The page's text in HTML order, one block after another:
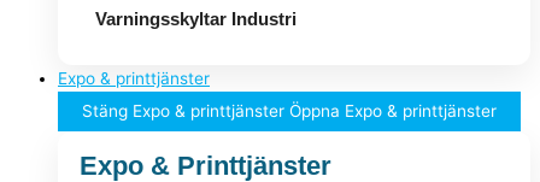
Varningsskyltar Industri
Expo & printtjänster
Stäng Expo & printtjänster Öppna Expo & printtjänster
Expo & Printtjänster